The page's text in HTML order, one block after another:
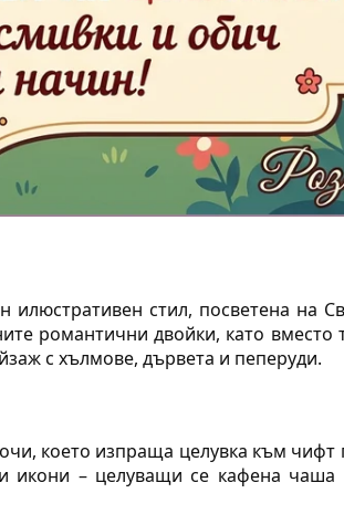
стил, посветена на
романтични двойки, като вместо
с хълмове, дървета и пеперуди.
което изпраща целувка към чифт
икони – целуващи се кафена чаша